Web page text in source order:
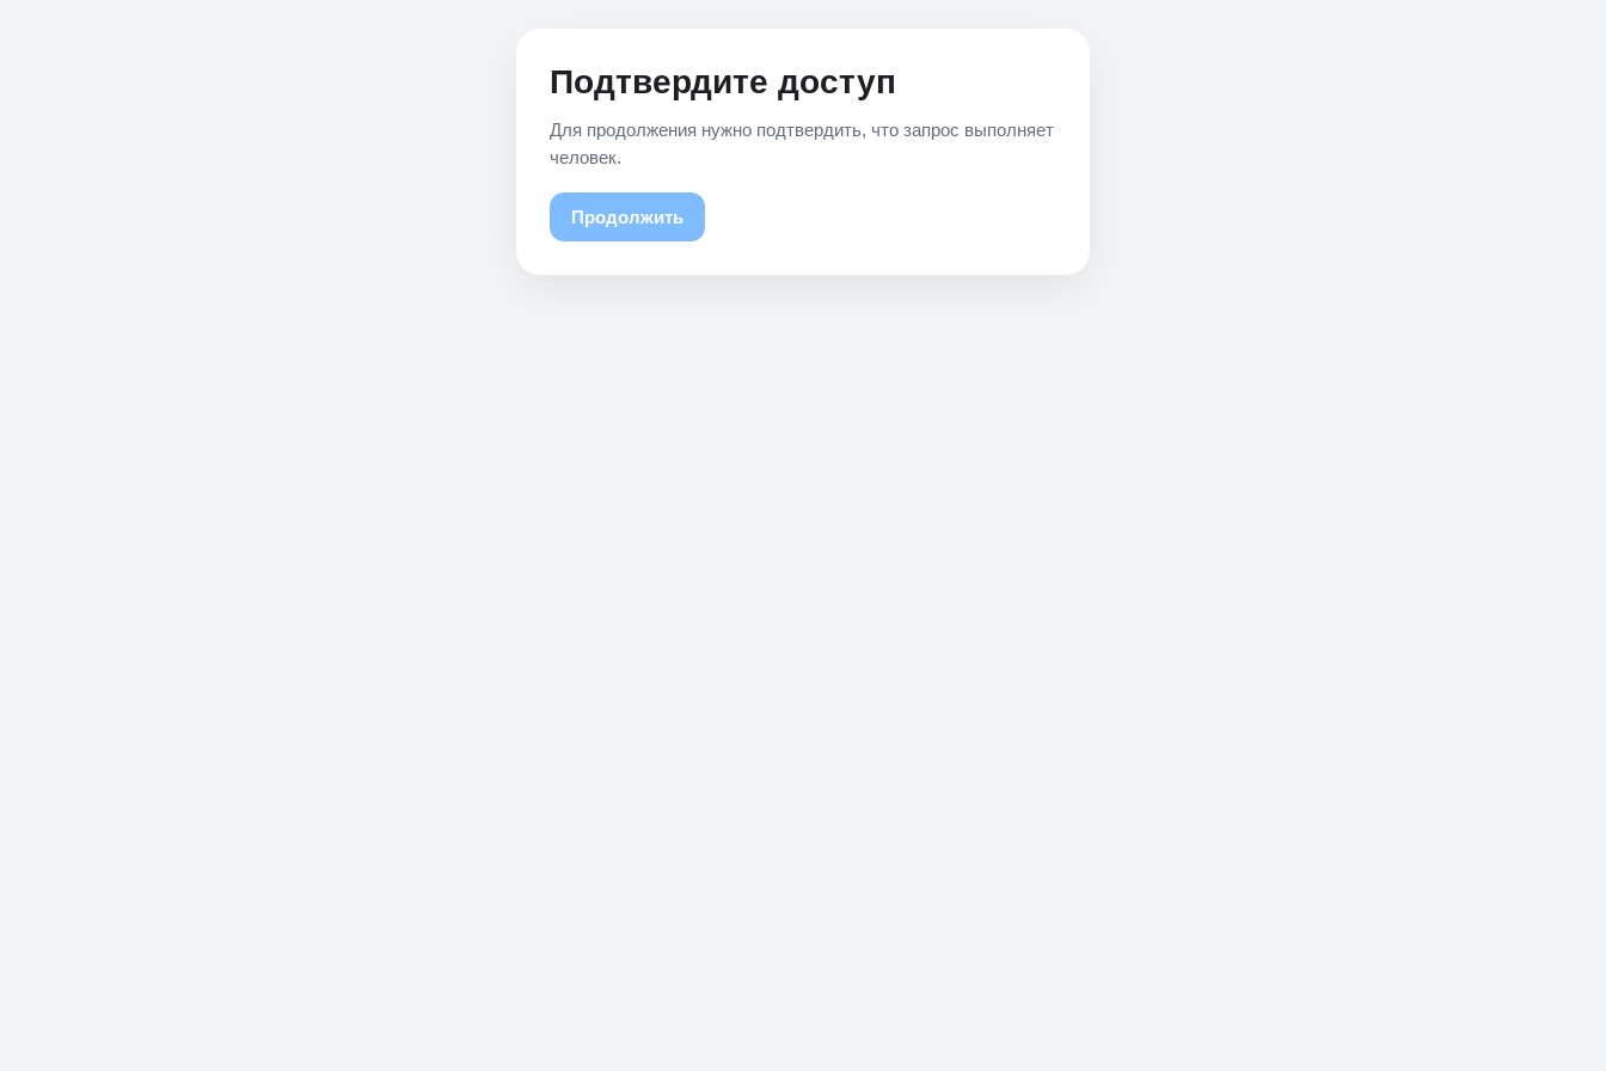
Подтвердите доступ
Для продолжения нужно подтвердить, что запрос выполняет
человек.
Продолжить